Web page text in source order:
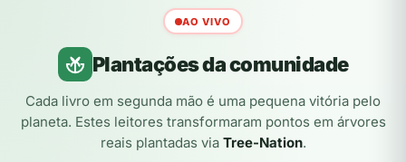
AO VIVO
Plantações da comunidade
Cada livro em segunda mão é uma pequena vitória pelo
planeta. Estes leitores transformaram pontos em árvores
reais plantadas via Tree-Nation.